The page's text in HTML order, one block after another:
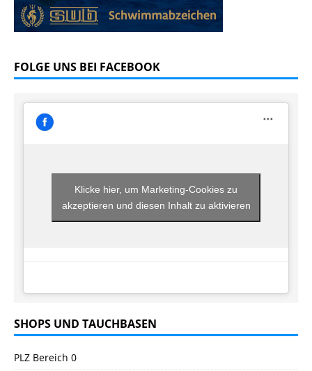
FOLGE UNS BEI FACEBOOK
Klicke hier, um Marketing-Cookies zu
akzeptieren und diesen Inhalt zu aktivieren
SHOPS UND TAUCHBASEN
PLZ Bereich 0